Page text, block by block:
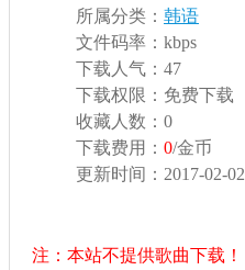
所属分类： 韩语
文件码率： kbps
下载人气： 47
下载权限： 免费下载
收藏人数： 0
下载费用： 0/金币
更新时间： 2017-02-02
注：本站不提供歌曲下载！